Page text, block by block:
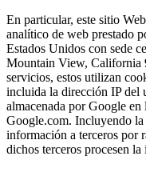
En particular, este sitio
analítico de web prestado
Estados Unidos con sede
Mountain View, California
servicios, estos utilizan
incluida la dirección IP del
almacenada por Google
Google.com. Incluyendo
información a terceros por
dichos terceros procesen